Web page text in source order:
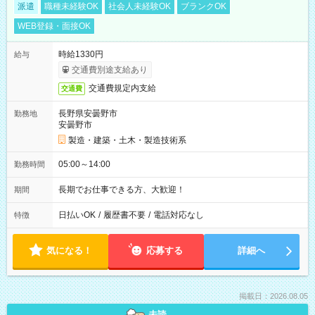
派遣 職種未経験OK 社会人未経験OK
ブランクOK
WEB登録・面接OK
給与
時給1330円
交通費別途支給あり
交通費 交通費規定内支給
勤務地
長野県安曇野市
安曇野市
製造・建築・土木・製造技術系
勤務時間 05:00～14:00
期間 長期でお仕事できる方、大歓迎！
特徴 日払いOK / 履歴書不要 / 電話対応なし
気になる！ 応募する 詳細へ
掲載日：2026.08.05